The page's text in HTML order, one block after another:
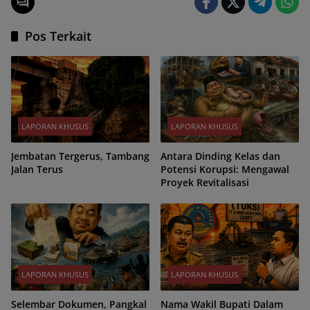
Pos Terkait
LAPORAN KHUSUS
Jembatan Tergerus, Tambang
Jalan Terus
LAPORAN KHUSUS
Antara Dinding Kelas dan
Potensi Korupsi: Mengawal
Proyek Revitalisasi
LAPORAN KHUSUS
Selembar Dokumen, Pangkal
LAPORAN KHUSUS
Nama Wakil Bupati Dalam